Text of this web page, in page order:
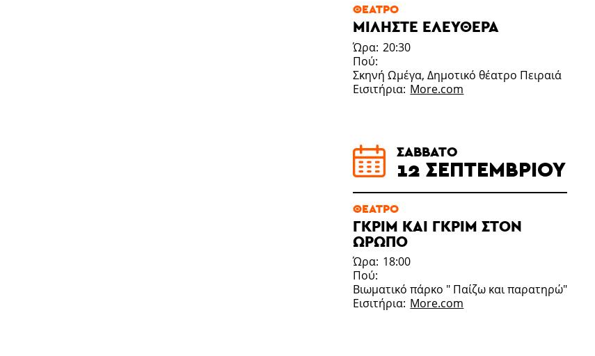
ΘΈΑΤΡΟ
ΜΙΛΉΣΤΕ ΕΛΕΎΘΕΡΑ
Ώρα 20:30
Πού
Σκηνή Ωμέγα, Δημοτικό θέατρο Πειραιά
Εισιτήρια More.com
ΣΆΒΒΑΤΟ
12 ΣΕΠΤΕΜΒΡΊΟΥ
ΘΈΑΤΡΟ
ΓΚΡΙΜ ΚΑΙ ΓΚΡΙΜ ΣΤΟΝ
ΩΡΩΠΌ
Ώρα 18:00
Πού
Βιωματικό πάρκο " Παίζω και παρατηρώ"
Εισιτήρια More.com